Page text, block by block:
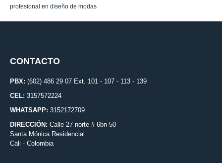
profesional en diseño de modas
CONTACTO
PBX: (602) 486 29 07 Ext. 101 - 107 - 113 - 139
CEL: 3157572224
WHATSAPP: 3152172709
DIRECCIÓN: Calle 27 norte # 6bn-50
Santa Mónica Residencial
Cali - Colombia